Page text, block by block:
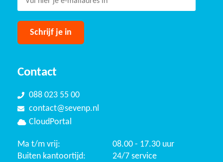
Contact
088 023 55 00
contact@sevenp.nl
CloudPortal
Ma t/m vrij:
08.00 - 17.30 uur
Buiten kantoortijd:
24/7 service